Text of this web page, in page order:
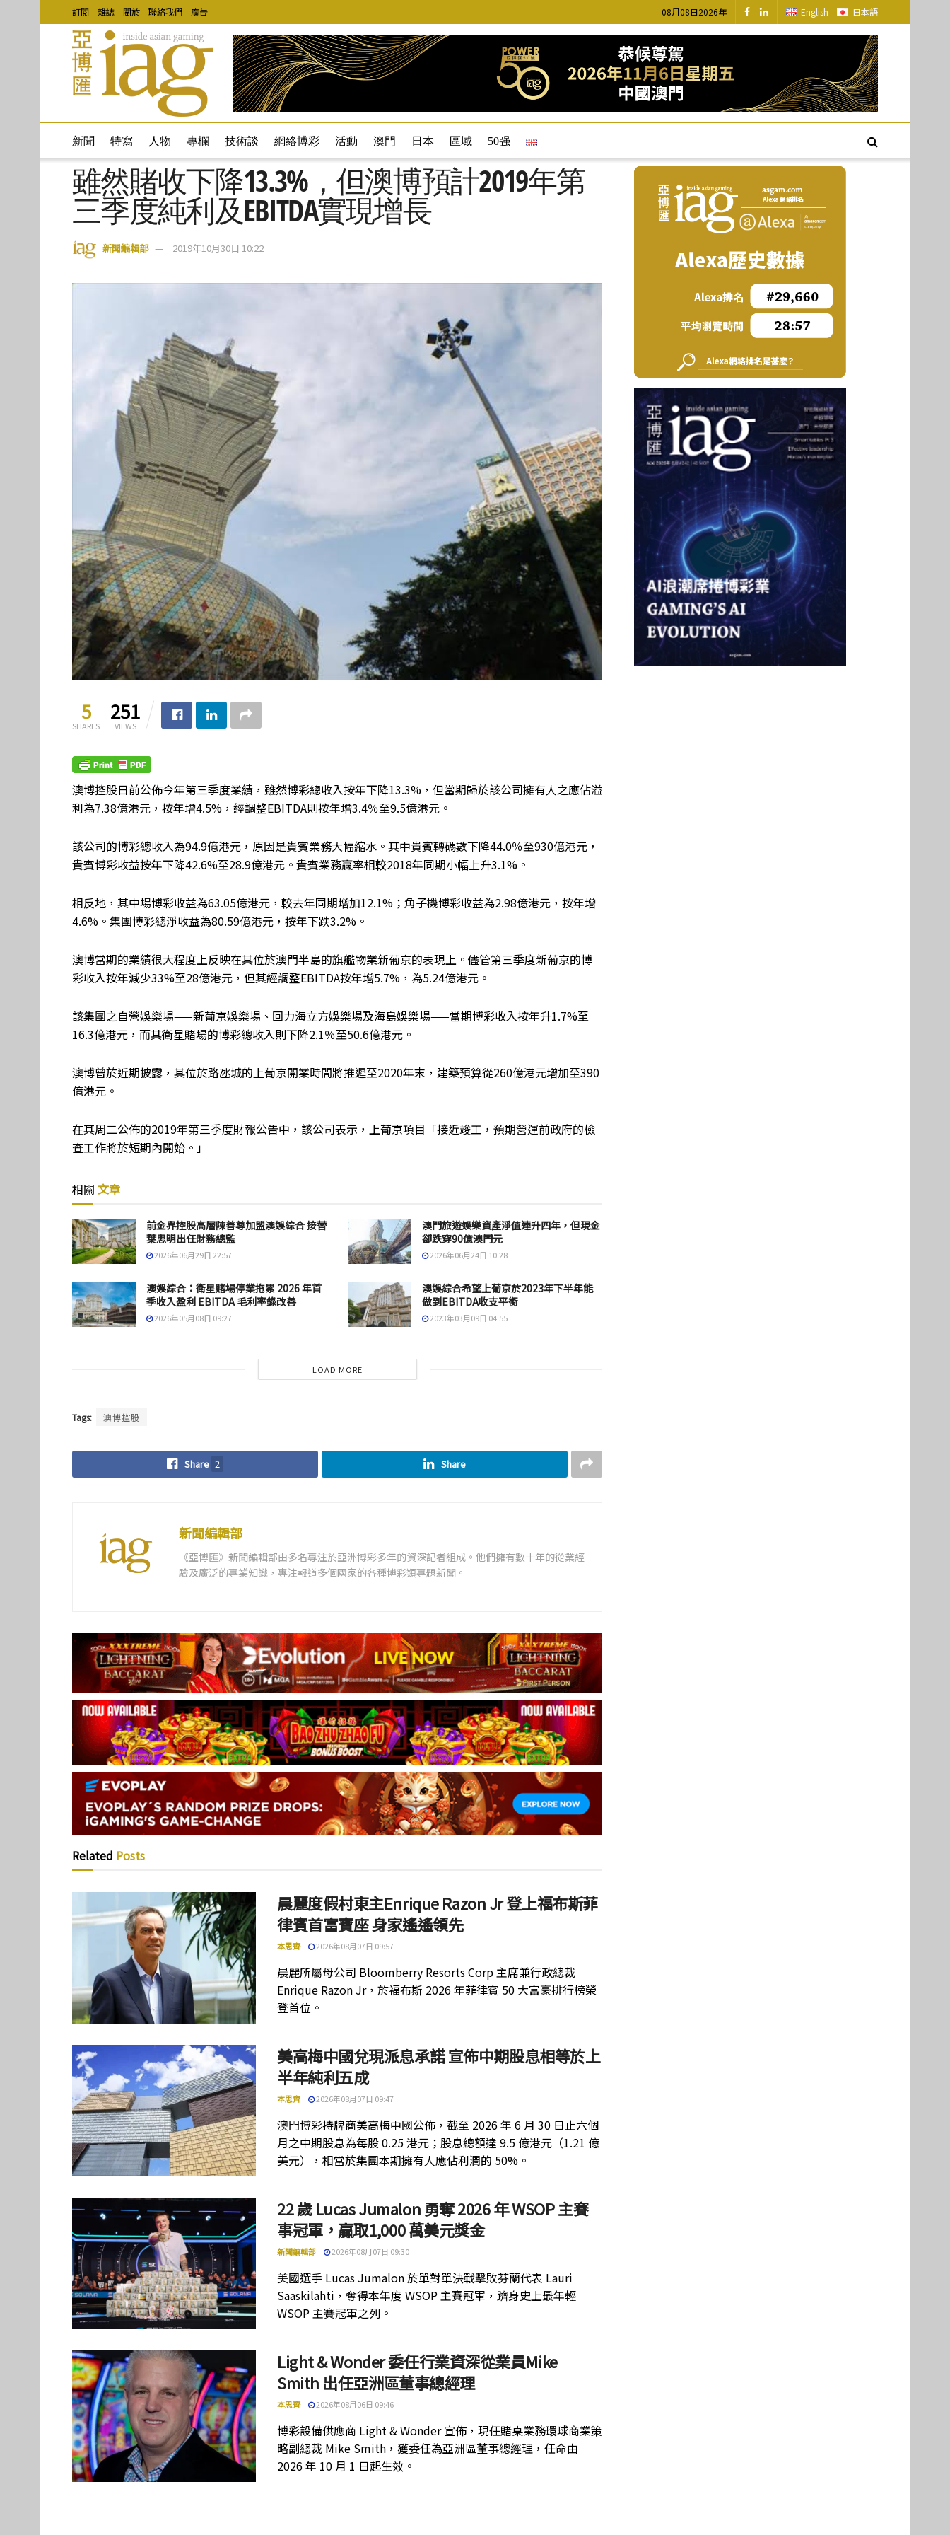
訂閱 雜誌 關於 聯絡我們 廣告 08月08日2026年 English 日本語
新聞 特寫 人物 專欄 技術談 網絡博彩 活動 澳門 日本 區域 50强
雖然賭收下降13.3%，但澳博預計2019年第
三季度純利及EBITDA實現增長
新聞編輯部 2019年10月30日 10:22
5
SHARES
251
VIEWS
澳博控股日前公佈今年第三季度業績，雖然博彩總收入按年下降13.3%，但當期歸於該公司擁有人之應佔溢
利為7.38億港元，按年增4.5%，經調整EBITDA則按年增3.4％至9.5億港元。
該公司的博彩總收入為94.9億港元，原因是貴賓業務大幅縮水。其中貴賓轉碼數下降44.0％至930億港元，
貴賓博彩收益按年下降42.6%至28.9億港元。貴賓業務贏率相較2018年同期小幅上升3.1%。
相反地，其中場博彩收益為63.05億港元，較去年同期增加12.1%；角子機博彩收益為2.98億港元，按年增
4.6%。集團博彩總淨收益為80.59億港元，按年下跌3.2%。
澳博當期的業績很大程度上反映在其位於澳門半島的旗艦物業新葡京的表現上。儘管第三季度新葡京的博
彩收入按年減少33%至28億港元，但其經調整EBITDA按年增5.7%，為5.24億港元。
該集團之自營娛樂場——新葡京娛樂場、回力海立方娛樂場及海島娛樂場——當期博彩收入按年升1.7%至
16.3億港元，而其衛星賭場的博彩總收入則下降2.1％至50.6億港元。
澳博曾於近期披露，其位於路氹城的上葡京開業時間將推遲至2020年末，建築預算從260億港元增加至390
億港元。
在其周二公佈的2019年第三季度財報公告中，該公司表示，上葡京項目「接近竣工，預期營運前政府的檢
查工作將於短期內開始。」
相關 文章
前金界控股高層陳善尊加盟澳娛綜合 接替
葉思明出任財務總監
2026年06月29日 22:57
澳門旅遊娛樂資產淨值連升四年，但現金
卻跌穿90億澳門元
2026年06月24日 10:28
澳娛綜合：衛星賭場停業拖累 2026 年首
季收入盈利 EBITDA 毛利率錄改善
2026年05月08日 09:27
澳娛綜合希望上葡京於2023年下半年能
做到EBITDA收支平衡
2023年03月09日 04:55
LOAD MORE
Tags: 澳博控股
Share 2 Share
新聞編輯部
《亞博匯》新聞編輯部由多名專注於亞洲博彩多年的資深記者組成。他們擁有數十年的從業經
驗及廣泛的專業知識，專注報道多個國家的各種博彩類專題新聞。
Related Posts
晨麗度假村東主Enrique Razon Jr 登上福布斯菲
律賓首富寶座 身家遙遙領先
本思齊 2026年08月07日 09:57
晨麗所屬母公司 Bloomberry Resorts Corp 主席兼行政總裁
Enrique Razon Jr，於福布斯 2026 年菲律賓 50 大富豪排行榜榮
登首位。
美高梅中國兌現派息承諾 宣佈中期股息相等於上
半年純利五成
本思齊 2026年08月07日 09:47
澳門博彩持牌商美高梅中國公佈，截至 2026 年 6 月 30 日止六個
月之中期股息為每股 0.25 港元；股息總額達 9.5 億港元（1.21 億
美元），相當於集團本期擁有人應佔利潤的 50%。
22 歲 Lucas Jumalon 勇奪 2026 年 WSOP 主賽
事冠軍，贏取1,000 萬美元獎金
新聞編輯部 2026年08月07日 09:30
美國選手 Lucas Jumalon 於單對單決戰擊敗芬蘭代表 Lauri
Saaskilahti，奪得本年度 WSOP 主賽冠軍，躋身史上最年輕
WSOP 主賽冠軍之列。
Light & Wonder 委任行業資深從業員Mike
Smith 出任亞洲區董事總經理
本思齊 2026年08月06日 09:46
博彩設備供應商 Light & Wonder 宣佈，現任賭桌業務環球商業策
略副總裁 Mike Smith，獲委任為亞洲區董事總經理，任命由
2026 年 10 月 1 日起生效。